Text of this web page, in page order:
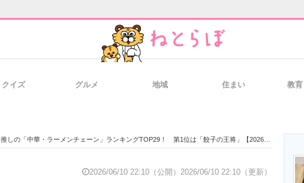
経営リーダーのコ
クイズ グルメ 地域 住まい 教
推しの「中華・ラーメンチェーン」ランキングTOP29！ 第1位は「餃子の王将」【2026年最新調査結果】
2026/06/10 22:10（公開） 2026/06/10 22:10（更新）